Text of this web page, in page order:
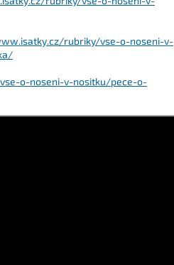
rubriky/vse-o-noseni-v-
o-noseni-v-nositku/pece-o-